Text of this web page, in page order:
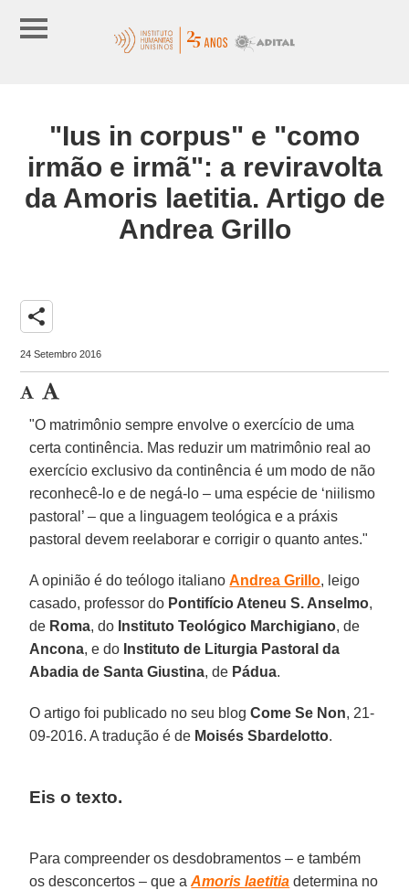
"Ius in corpus" e "como
irmão e irmã": a reviravolta
da Amoris laetitia. Artigo de
Andrea Grillo
share
24 Setembro 2016
"O matrimônio sempre envolve o exercício de uma
certa continência. Mas reduzir um matrimônio real ao
exercício exclusivo da continência é um modo de não
reconhecê-lo e de negá-lo – uma espécie de ‘niilismo
pastoral’ – que a linguagem teológica e a práxis
pastoral devem reelaborar e corrigir o quanto antes."
A opinião é do teólogo italianoAndrea Grillo, leigo
casado, professor do Pontifício Ateneu S. Anselmo,
de Roma, do Instituto Teológico Marchigiano, de
Ancona, e do Instituto de Liturgia Pastoral da
Abadia de Santa Giustina, de Pádua.
O artigo foi publicado no seu blogCome Se Non, 21-
09-2016. A tradução é de Moisés Sbardelotto.
Eis o texto.
Para compreender os desdobramentos – e também
os desconcertos – que aAmoris laetitia determina no